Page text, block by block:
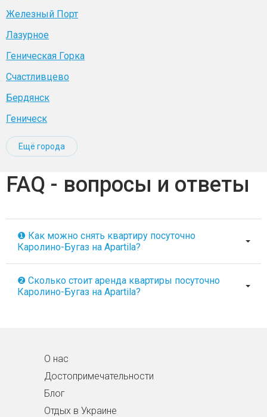
Железный Порт
Лазурное
Геническая Горка
Счастливцево
Бердянск
Геническ
Ещё города
FAQ - вопросы и ответы
❶ Как можно снять квартиру посуточно
Каролино-Бугаз на Apartila?
❷ Сколько стоит аренда квартиры посуточно
Каролино-Бугаз на Apartila?
О нас
Достопримечательности
Блог
Отдых в Украине